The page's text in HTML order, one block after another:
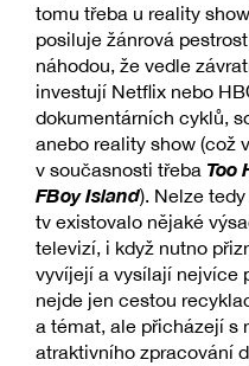
tomu třeba u reality show
posiluje žánrová
náhodou, že vedle
investují Netflix nebo
dokumentárních cyklů,
anebo reality show (což
v současnosti třeba Too
FBoy Island). Nelze
tv existovalo nějaké
televizí, i když nutno
vyvíjejí a vysílají nejvíce
nejde jen cestou
a témat, ale přicházejí s
atraktivního zpracování